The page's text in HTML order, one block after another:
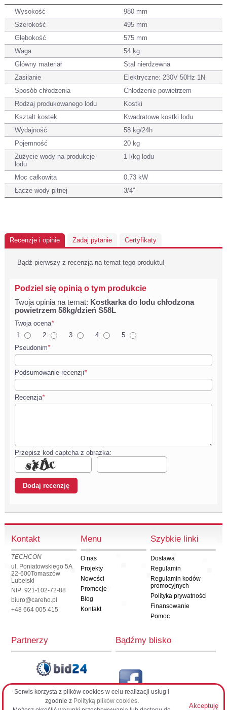
Wysokość
980 mm
Szerokość
495 mm
Głębokość
575 mm
Waga
54 kg
Główny materiał
Stal nierdzewna
Zasilanie
Elektryczne: 230V 50Hz 1N
Sposób chłodzenia
Chłodzenie powietrzem
Rodzaj produkowanego lodu
Kostki
Kształt kostek
Kwadratowe kostki lodu
Wydajność
58 kg/24h
Pojemność
20 kg
Zużycie wody na produkcje
lodu
1 l/kg lodu
Moc całkowita
0,73 kW
Łącze wody pitnej
3/4''
Recenzje i opinie Zadaj pytanie Certyfikaty
Bądź pierwszy z recenzją na temat tego produktu!
Podziel się opinią o tym produkcie
Twoja opinia na temat: Kostkarka do lodu chłodzona
powietrzem 58kg/dzień S58L
Twoja ocena*
1:
2: 3: 4:
5:
Pseudonim*
Podsumowanie recenzji*
Recenzja*
Przepisz kod captcha z obrazka:
Kontakt
TECHCON
ul. Poniatowskiego 5A
22-600Tomaszów
Lubelski
NIP: 921-102-72-88
biuro@careho.pl
+48 664 005 415
Menu
O nas
Projekty
Nowości
Promocje
Blog
Kontakt
Szybkie linki
Dostawa
Regulamin
Regulamin kodów
promocyjnych
Polityka prywatności
Finansowanie
Pomoc
Partnerzy Bądźmy blisko
CarehoPL
Akceptuję
Serwis korzysta z plików cookies w celu realizacji usług i
zgodnie z Polityką plików cookies.